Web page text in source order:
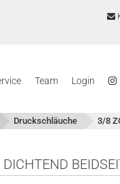
Team Login
Druckschläuche 3/8